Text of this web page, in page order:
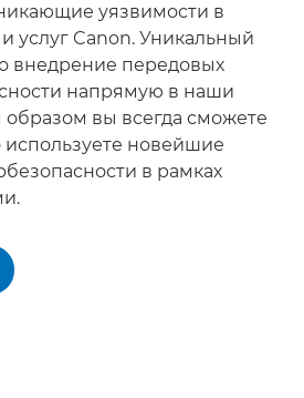
уязвимости в
услуг Canon. Уникальный
внедрение передовых
напрямую в наши
образом вы всегда сможете
используете новейшие
в рамках